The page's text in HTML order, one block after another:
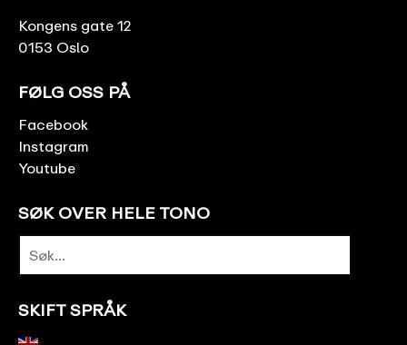
Kongens gate 12
0153 Oslo
FØLG OSS PÅ
Facebook
Instagram
Youtube
SØK OVER HELE TONO
SKIFT SPRÅK